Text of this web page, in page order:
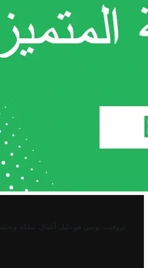
تروفيت تونس هو دليل أعمال تملكه